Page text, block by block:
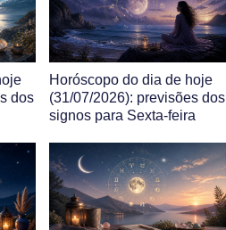
dos
Horóscopo do dia de hoje
(31/07/2026): previsões dos
signos para Sexta-feira